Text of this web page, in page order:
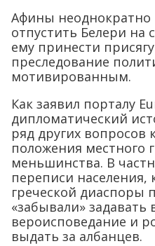
Афины
отпустить Белери на
ему принести
преследование
мотивированным.
Как заявил порталу
дипломатический
ряд других вопросов
положения местного
меньшинства. В
переписи населения,
греческой диаспоры
«забывали»
вероисповедание и
выдать за албанцев.